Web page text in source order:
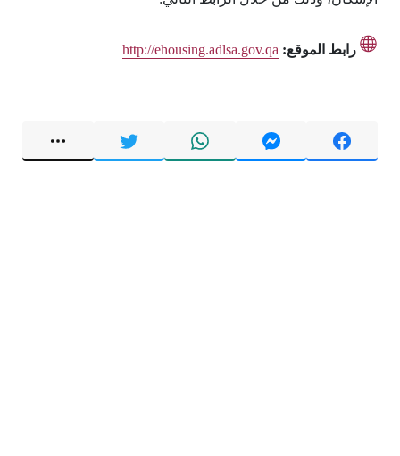
رابط الموقع: http://ehousing.adlsa.gov.qa